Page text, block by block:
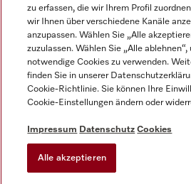
AGB
Datenschutz
Nutzungsbedingungen
Barrierefreiheitserklärung
EU-Gesetzen über digitale Dienste
Cookie-Einstellungen
zu erfassen, die wir Ihrem Profil
wir Ihnen über verschiedene Kanäle
anzupassen. Wählen Sie „Alle
zuzulassen. Wählen Sie „Alle
notwendige Cookies zu verwenden.
finden Sie in unserer
Cookie-Richtlinie. Sie können Ihre
Cookie-Einstellungen ändern oder
Impressum Datenschutz Cookies
Alle akzeptieren